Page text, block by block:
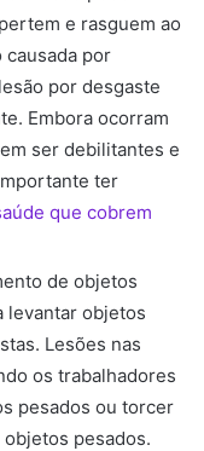
e rasguem ao
causada por
por desgaste
Embora ocorram
ser debilitantes e
ter
que cobrem
de objetos
levantar objetos
Lesões nas
os trabalhadores
pesados ou torcer
pesados.